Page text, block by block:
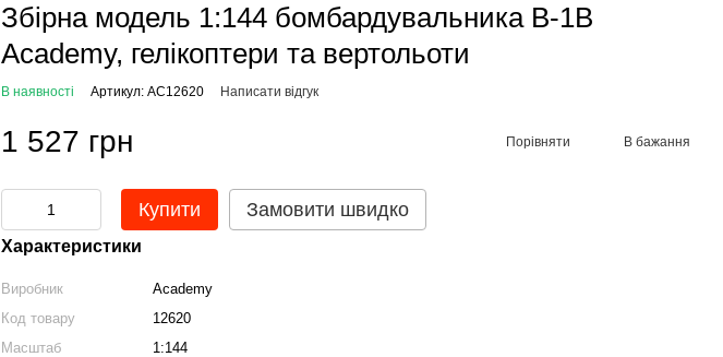
Збірна модель 1:144 бомбардувальника B-1B
Academy, гелікоптери та вертольоти
В наявності Артикул: AC12620 Написати відгук
1 527 грн Порівняти В бажання
Купити Замовити швидко
Характеристики
Виробник
Academy
Код товару
12620
Масштаб
1:144